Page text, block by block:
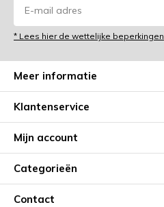
* Lees hier de wettelijke beperkingen
Meer informatie
Klantenservice
Mijn account
Categorieën
Contact